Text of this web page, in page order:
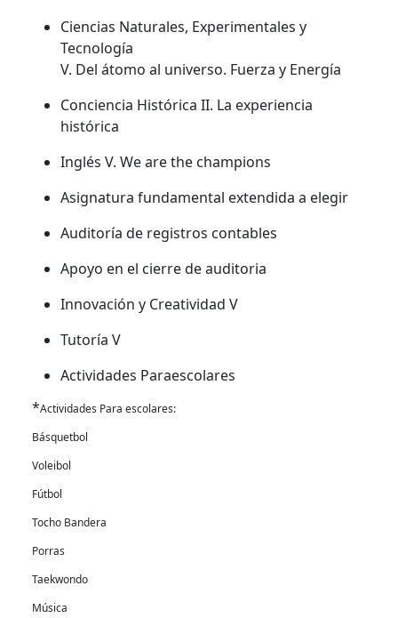
Ciencias Naturales, Experimentales y
Tecnología
V. Del átomo al universo. Fuerza y Energía
Conciencia Histórica II. La experiencia
histórica
Inglés V. We are the champions
Asignatura fundamental extendida a elegir
Auditoría de registros contables
Apoyo en el cierre de auditoria
Innovación y Creatividad V
Tutoría V
Actividades Paraescolares
*Actividades Para escolares:
Básquetbol
Voleibol
Fútbol
Tocho Bandera
Porras
Taekwondo
Música